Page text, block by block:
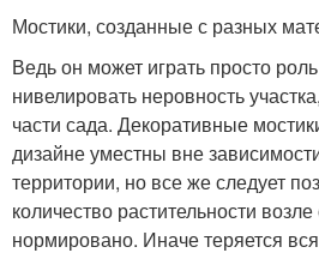
Мостики, созданные с разных
Ведь он может играть просто
нивелировать неровность
части сада. Декоративные
дизайне уместны вне
территории, но все же следует
количество растительности
нормировано. Иначе теряется вся